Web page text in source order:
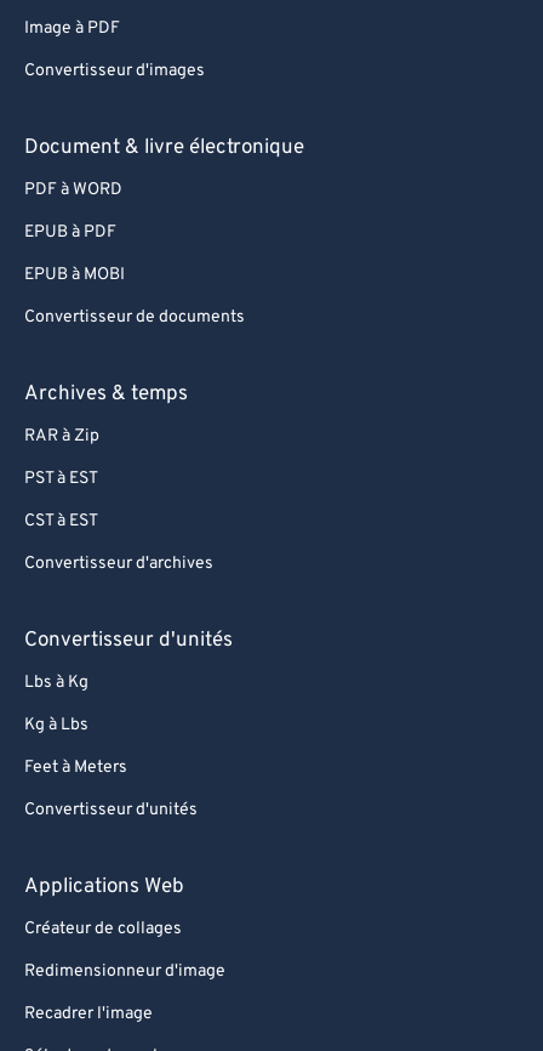
Image à PDF
Convertisseur d'images
Document & livre électronique
PDF à WORD
EPUB à PDF
EPUB à MOBI
Convertisseur de documents
Archives & temps
RAR à Zip
PST à EST
CST à EST
Convertisseur d'archives
Convertisseur d'unités
Lbs à Kg
Kg à Lbs
Feet à Meters
Convertisseur d'unités
Applications Web
Créateur de collages
Redimensionneur d'image
Recadrer l'image